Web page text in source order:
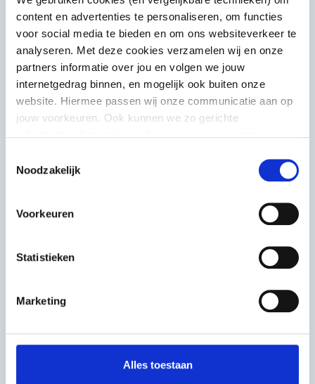
content en advertenties te personaliseren, om functies
voor social media te bieden en om ons websiteverkeer te
analyseren. Met deze cookies verzamelen wij en onze
partners informatie over jou en volgen we jouw
internetgedrag binnen, en mogelijk ook buiten onze
website. Hiermee passen wij onze communicatie aan op
jouw voorkeuren. Ook kunnen we zo gerichte
statement. Je kunt je toestemming ook altijd
wijzigen of
Noodzakelijk
Voorkeuren
Statistieken
Marketing
Alles toestaan
Document
Projectplan
dekkingsplan
Document
brief
Document
Optioneel: andere
relevante documenten